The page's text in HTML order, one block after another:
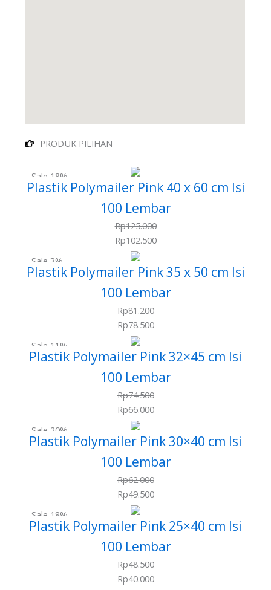
PRODUK PILIHAN
Sale 18%
Plastik Polymailer Pink 40 x 60 cm Isi
100 Lembar
Rp125.000
Rp102.500
Sale 3%
Plastik Polymailer Pink 35 x 50 cm Isi
100 Lembar
Rp81.200
Rp78.500
Sale 11%
Plastik Polymailer Pink 32×45 cm Isi
100 Lembar
Rp74.500
Rp66.000
Sale 20%
Plastik Polymailer Pink 30×40 cm Isi
100 Lembar
Rp62.000
Rp49.500
Sale 18%
Plastik Polymailer Pink 25×40 cm Isi
100 Lembar
Rp48.500
Rp40.000